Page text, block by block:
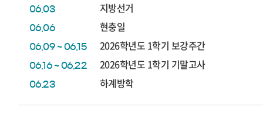
06.03 지방선거
06.06 현충일
06.09 ~ 06.15 2026학년도 1학기 보강주간
06.16 ~ 06.22 2026학년도 1학기 기말고사
06.23 하계방학